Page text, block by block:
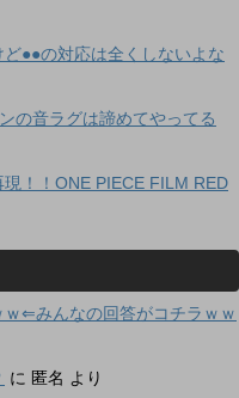
ど●●の対応は全くしないよな
の音ラグは諦めてやってる
現！！ONE PIECE FILM RED
ｗ⇐みんなの回答がコチラｗｗ
に 匿名 より